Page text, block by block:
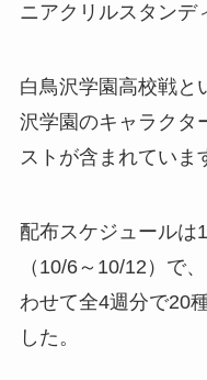
ニアクリルスタンデ
白鳥沢学園高校戦と
沢学園のキャラクタ
ストが含まれていま
配布スケジュールは
（10/6～10/12）で​
わせて全4週分で20
した。